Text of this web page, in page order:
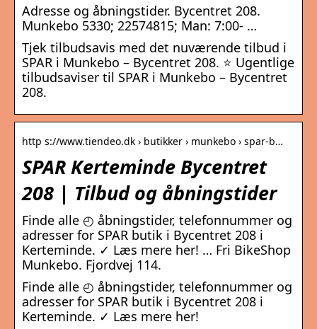
Adresse og åbningstider. Bycentret 208.
Munkebo 5330; 22574815; Man: 7:00- …
Tjek tilbudsavis med det nuværende tilbud i
SPAR i Munkebo – Bycentret 208. ⭐ Ugentlige
tilbudsaviser til SPAR i Munkebo – Bycentret
208.
http s://www.tiendeo.dk › butikker › munkebo › spar-b…
SPAR Kerteminde Bycentret
208 | Tilbud og åbningstider
Finde alle ◴ åbningstider, telefonnummer og
adresser for SPAR butik i Bycentret 208 i
Kerteminde. ✓ Læs mere her! … Fri BikeShop
Munkebo. Fjordvej 114.
Finde alle ◴ åbningstider, telefonnummer og
adresser for SPAR butik i Bycentret 208 i
Kerteminde. ✓ Læs mere her!